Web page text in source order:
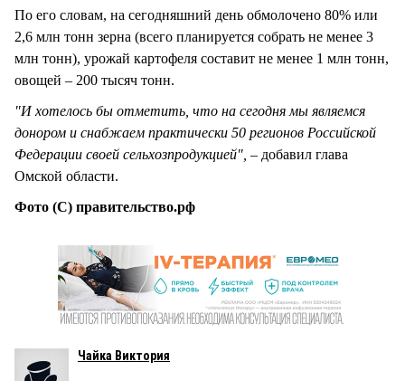
По его словам, на сегодняшний день обмолочено 80% или
2,6 млн тонн зерна (всего планируется собрать не менее 3
млн тонн), урожай картофеля составит не менее 1 млн тонн,
овощей – 200 тысяч тонн.
"И хотелось бы отметить, что на сегодня мы являемся
донором и снабжаем практически 50 регионов Российской
Федерации своей сельхозпродукцией", – добавил глава
Омской области.
Фото (С) правительство.рф
Чайка Виктория